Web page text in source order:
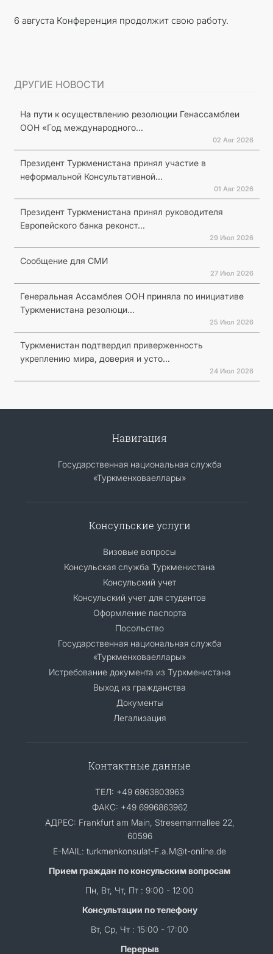
6 августа Конференция продолжит свою работу.
ДРУГИЕ НОВОСТИ
На пути к осуществлению резолюции Генассамблеи
ООН «Год международного...
02 Авг 2026
Президент Туркменистана принял участие в
неформальной Консультативной...
01 Авг 2026
Президент Туркменистана принял руководителя
Европейского банка реконст...
29 Июл 2026
Сообщение для СМИ
27 Июл 2026
Генеральная Ассамблея ООН приняла по инициативе
Туркменистана резолюци...
25 Июл 2026
Туркменистан подтвердил приверженность
укреплению мира, доверия и усто...
24 Июл 2026
Навигация
Государственная национальная служба
«Туркменховаеллары»
Консульские услуги
Визовые вопросы
Консульская служба Туркменистана
Консульский учет
Консульский учет для студентов
Оформление паспорта
Посольство
Государственная национальная служба
«Туркменховаеллары»
Истребование документа из Туркменистана
Выход из гражданства
Документы
Легализация
Контактные данные
ТЕЛ: +49 6963803963
ФАКС: +49 6996863962
АДРЕС: Frankfurt am Main, Stresemannallee 22,
60596
E-MAIL: turkmenkonsulat-F.a.M@t-online.de
Прием граждан по консульским вопросам
Пн, Вт, Чт, Пт : 9:00 - 12:00
Консультации по телефону
Вт, Ср, Чт : 15:00 - 17:00
Перерыв